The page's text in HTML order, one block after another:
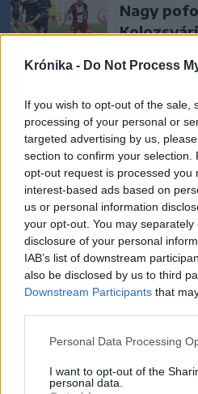
Krónika - Do Not Process
If you wish to opt-out of the sale,
processing of your personal or
targeted advertising by us,
section to confirm your selection.
opt-out request is processed you
interest-based ads based on
us or personal information
your opt-out. You may
disclosure of your personal
IAB’s list of downstream
also be disclosed by us to third
Downstream Participants that
Personal Data Processing
I want to opt-out of the
personal data.
Nagy
Sándor
menjünk!
A rovat